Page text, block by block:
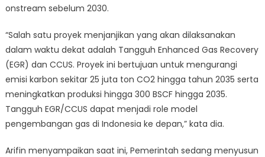
onstream sebelum 2030.
“Salah satu proyek menjanjikan yang akan dilaksanakan
dalam waktu dekat adalah Tangguh Enhanced Gas Recovery
(EGR) dan CCUS. Proyek ini bertujuan untuk mengurangi
emisi karbon sekitar 25 juta ton CO2 hingga tahun 2035 serta
meningkatkan produksi hingga 300 BSCF hingga 2035.
Tangguh EGR/CCUS dapat menjadi role model
pengembangan gas di Indonesia ke depan,” kata dia.
Arifin menyampaikan saat ini, Pemerintah sedang menyusun